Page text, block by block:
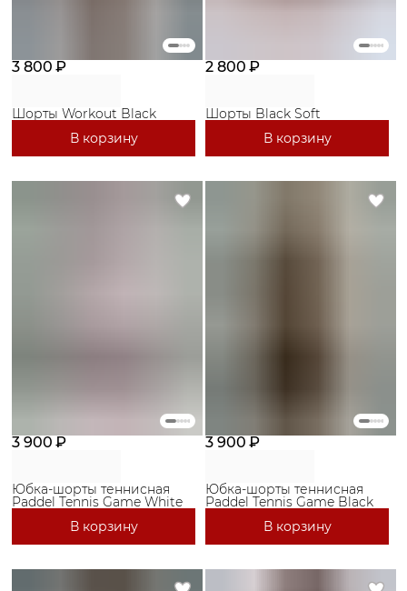
3 800 ₽
Шорты Workout Black
В корзину
2 800 ₽
Шорты Black Soft
В корзину
3 900 ₽
Юбка-шорты теннисная
Paddel Tennis Game White
В корзину
3 900 ₽
Юбка-шорты теннисная
Paddel Tennis Game Black
В корзину